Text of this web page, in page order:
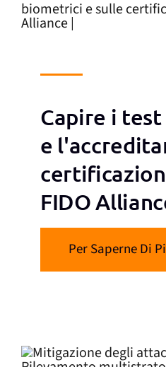
Capire i
e
FIDO
Per Saperne Di